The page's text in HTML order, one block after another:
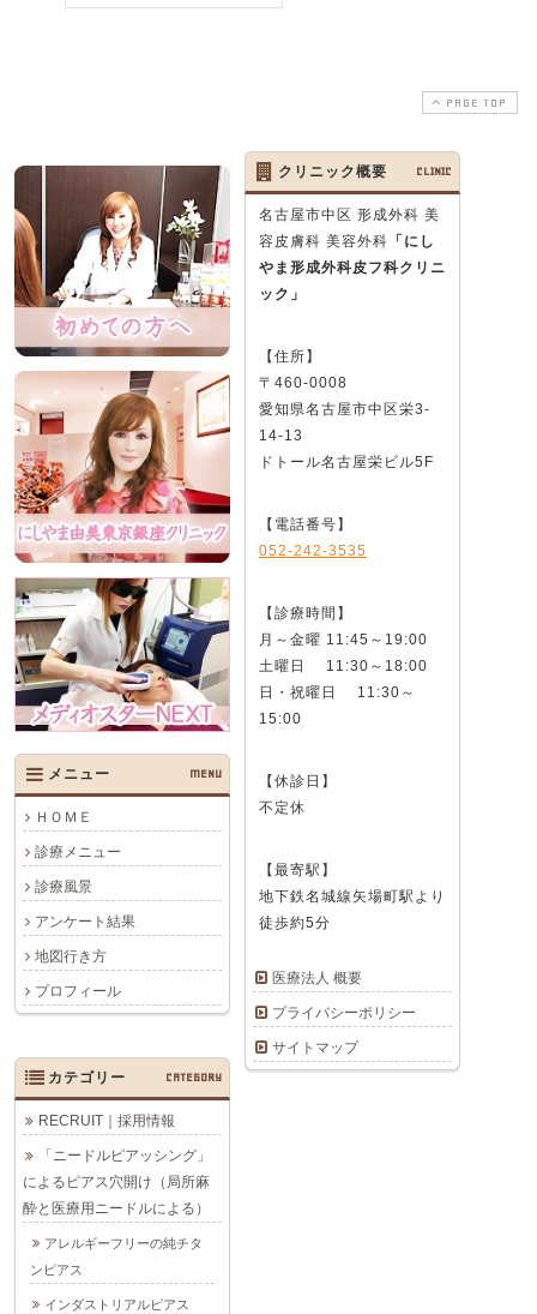
去
古
01-26
PAGE TOP
メニュー MENU
ＨＯＭＥ
診療メニュー
診療風景
アンケート結果
地図行き方
プロフィール
クリニック概要 CLINIC
名古屋市中区 形成外科 美
容皮膚科 美容外科 「にし
やま形成外科皮フ科クリニ
ック」
【住所】
〒460-0008
愛知県名古屋市中区栄3-
14-13
ドトール名古屋栄ビル5F
【電話番号】
052-242-3535
【診療時間】
月～金曜 11:45～19:00
土曜日 11:30～18:00
日・祝曜日 11:30～
15:00
【休診日】
不定休
【最寄駅】
地下鉄名城線矢場町駅より
徒歩約5分
医療法人 概要
プライバシーポリシー
サイトマップ
カテゴリー
CATEGORY
RECRUIT｜採用情報
「ニードルピアッシング」
によるピアス穴開け（局所麻
酔と医療用ニードルによる）
アレルギーフリーの純チタ
ンピアス
インダストリアルピアス